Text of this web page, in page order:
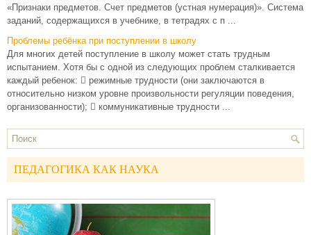
«Признаки предметов. Счет предметов (устная нумерация)». Система
заданий, содержащихся в учебнике, в тетрадях с п ...
Проблемы ребёнка при поступлении в школу
Для многих детей поступление в школу может стать трудным
испытанием. Хотя бы с одной из следующих проблем сталкивается
каждый ребенок:  режимные трудности (они заключаются в
относительно низком уровне произвольности регуляции поведения,
организованности);  коммуникативные трудности ...
ПЕДАГОГИКА КАК НАУКА